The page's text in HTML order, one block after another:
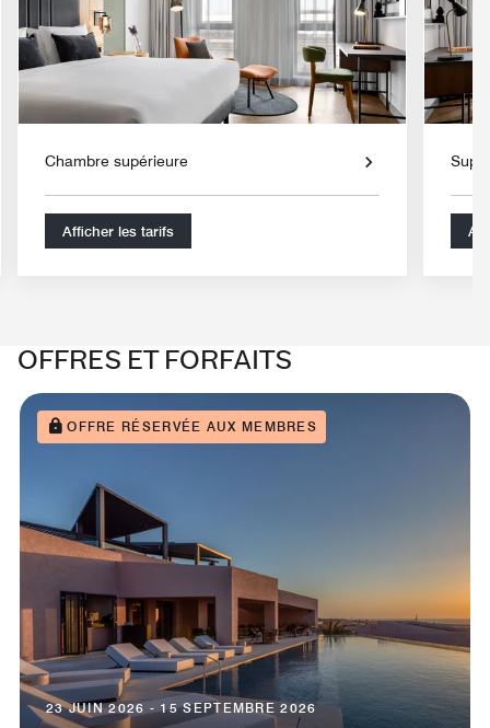
Chambre supérieure
Afficher les tarifs
OFFRES ET FORFAITS
OFFRE RÉSERVÉE AUX MEMBRES
23 JUIN 2026 - 15 SEPTEMBRE 2026